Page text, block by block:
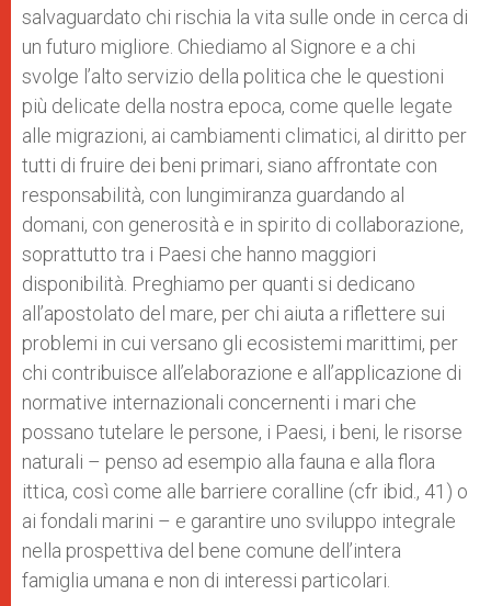
salvaguardato chi rischia la vita sulle onde in cerca di
un futuro migliore. Chiediamo al Signore e a chi
svolge l’alto servizio della politica che le questioni
più delicate della nostra epoca, come quelle legate
alle migrazioni, ai cambiamenti climatici, al diritto per
tutti di fruire dei beni primari, siano affrontate con
responsabilità, con lungimiranza guardando al
domani, con generosità e in spirito di collaborazione,
soprattutto tra i Paesi che hanno maggiori
disponibilità. Preghiamo per quanti si dedicano
all’apostolato del mare, per chi aiuta a riflettere sui
problemi in cui versano gli ecosistemi marittimi, per
chi contribuisce all’elaborazione e all’applicazione di
normative internazionali concernenti i mari che
possano tutelare le persone, i Paesi, i beni, le risorse
naturali – penso ad esempio alla fauna e alla flora
ittica, così come alle barriere coralline (cfr ibid., 41) o
ai fondali marini – e garantire uno sviluppo integrale
nella prospettiva del bene comune dell’intera
famiglia umana e non di interessi particolari.